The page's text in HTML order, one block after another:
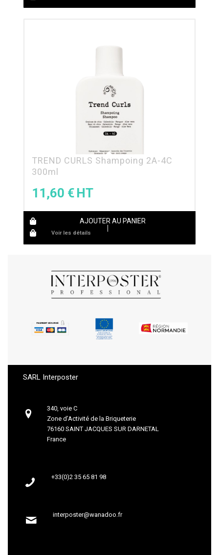
TREND CURLS Shampoing 2A-4C
300ml
11,60 €
AJOUTER AU PANIER
Voir les détails
SARL Interposter
340, voie C
Zone d’Activité de la Briqueterie
76160 SAINT JACQUES SUR DARNETAL
France
+33(0)2 35 65 81 98
interposter@wanadoo.fr